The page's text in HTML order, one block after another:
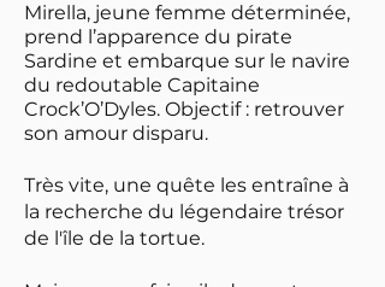
Mirella, jeune femme déterminée,
prend l’apparence du pirate
Sardine et embarque sur le navire
du redoutable Capitaine
Crock’O’Dyles. Objectif : retrouver
son amour disparu.
Très vite, une quête les entraîne à
la recherche du légendaire trésor
de l'île de la tortue.